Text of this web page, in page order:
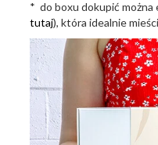
* do boxu dokupić można
tutaj), która idealnie